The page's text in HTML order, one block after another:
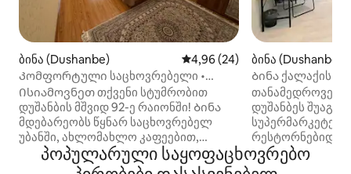
ბინა (Dushanbe) საშუალო შეფასებაა 5‑დან
4,96 (24)
Კომფორტული საცხოვრებელი •
მშვიდი სივრცე
Ისიამოვნეთ თქვენი სტუმრობით
დუშანბის მშვიდ 92-ე რაიონში! Ბინა
მდებარეობს წყნარ საცხოვრებელ
უბანში, ახლომახლო კაფეებით,
საცხობებითა და სუპერმარკეტებით,
სომონის გამზირის მოშორებით —
ბინა (Dushanbe)
Ბინა ქალაქის
თანამედროვე
დუშანბეს
ბარებიდან და
წუთის სავალზე.
პოპულარული საყოფაცხოვრებო